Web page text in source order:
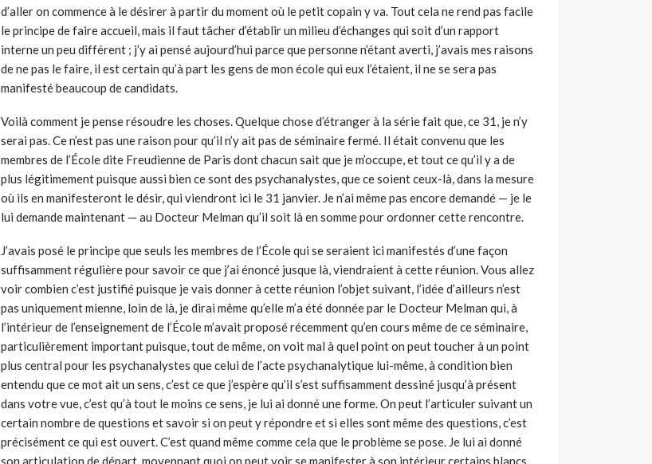
d’aller on commence à le désirer à partir du moment où le petit copain y va. Tout cela ne rend pas facile
le principe de faire accueil, mais il faut tâcher d’établir un milieu d’échanges qui soit d’un rapport
interne un peu différent ; j’y ai pensé aujourd’hui parce que personne n’étant averti, j’avais mes raisons
de ne pas le faire, il est certain qu’à part les gens de mon école qui eux l’étaient, il ne se sera pas
manifesté beau­coup de candidats.
Voilà comment je pense résoudre les choses. Quelque chose d’étranger à la série fait que, ce 31, je n’y
serai pas. Ce n’est pas une raison pour qu’il n’y ait pas de séminaire fermé. Il était convenu que les
membres de l’École dite Freudienne de Paris dont chacun sait que je m’occupe, et tout ce qu’il y a de
plus légitimement puisque aussi bien ce sont des psychanalystes, que ce soient ceux-là, dans la mesure
où ils en manifesteront le désir, qui viendront ici le 31 janvier. Je n’ai même pas encore demandé — je le
lui demande maintenant — au Docteur Melman qu’il soit là en somme pour ordonner cette rencontre.
J’avais posé le principe que seuls les membres de l’École qui se seraient ici manifestés d’une façon
suffisamment régulière pour savoir ce que j’ai énoncé jusque là, viendraient à cette réunion. Vous allez
voir combien c’est justifié puisque je vais donner à cette réunion l’objet suivant, l’idée d’ailleurs n’est
pas uniquement mienne, loin de là, je dirai même qu’elle m’a été donnée par le Docteur Melman qui, à
l’intérieur de l’enseignement de l’École m’avait proposé récemment qu’en cours même de ce séminaire,
particulièrement important puisque, tout de même, on voit mal à quel point on peut toucher à un point
plus central pour les psychanalystes que celui de l’acte psychanalytique lui-même, à condition bien
entendu que ce mot ait un sens, c’est ce que j’espère qu’il s’est suffisamment dessiné jus­qu’à présent
dans votre vue, c’est qu’à tout le moins ce sens, je lui ai donné une forme. On peut l’articuler suivant un
certain nombre de questions et savoir si on peut y répondre et si elles sont même des questions, c’est
pré­cisément ce qui est ouvert. C’est quand même comme cela que le problè­me se pose. Je lui ai donné
son articulation de départ, moyennant quoi on peut voir se manifester à son intérieur certains blancs,